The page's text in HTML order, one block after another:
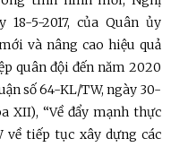
18-5-2017, của Quân ủy
và nâng cao hiệu quả
quân đội đến năm 2020
số 64-KL/TW, ngày 30-
XII), “Về đẩy mạnh thực
về tiếp tục xây dựng các